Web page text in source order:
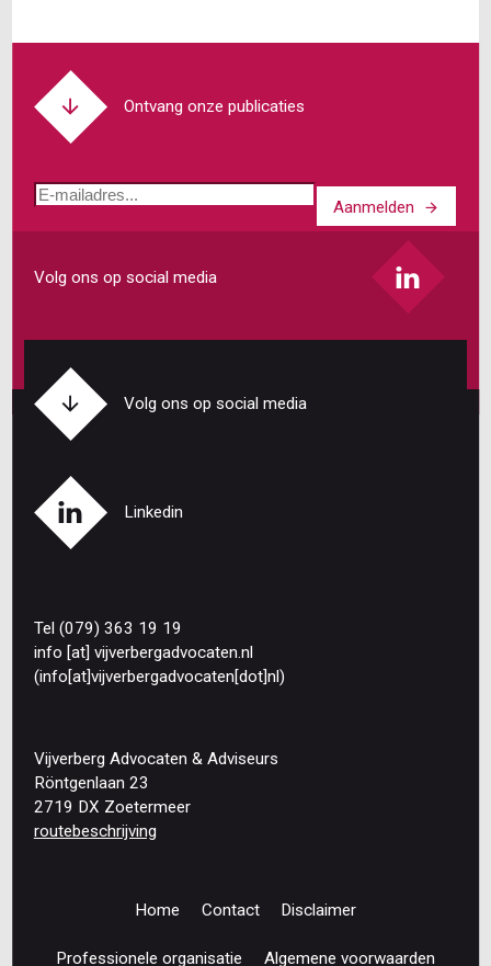
transitievergoeding
Ontvang onze publicaties
E-
Aanmelden
Volg ons op social media
Volg ons op social media
Linkedin
Tel (079) 363 19 19
info [at] vijverbergadvocaten.nl
(info[at]vijverbergadvocaten[dot]nl)
Vijverberg Advocaten & Adviseurs
Röntgenlaan 23
2719 DX Zoetermeer
routebeschrijving
Home Contact Disclaimer
Professionele organisatie Algemene voorwaarden